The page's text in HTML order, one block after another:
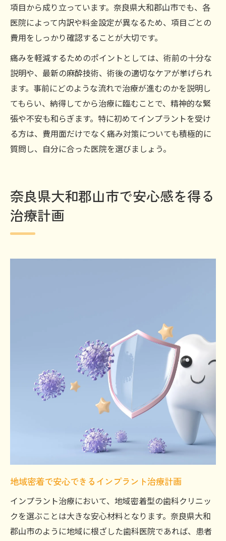
項目から成り立っています。奈良県大和郡山市でも、各
医院によって内訳や料金設定が異なるため、項目ごとの
費用をしっかり確認することが大切です。
痛みを軽減するためのポイントとしては、術前の十分な
説明や、最新の麻酔技術、術後の適切なケアが挙げられ
ます。事前にどのような流れで治療が進むのかを説明し
てもらい、納得してから治療に臨むことで、精神的な緊
張や不安も和らぎます。特に初めてインプラントを受け
る方は、費用面だけでなく痛み対策についても積極的に
質問し、自分に合った医院を選びましょう。
奈良県大和郡山市で安心感を得る
治療計画
地域密着で安心できるインプラント治療計画
インプラント治療において、地域密着型の歯科クリニッ
クを選ぶことは大きな安心材料となります。奈良県大和
郡山市のように地域に根ざした歯科医院であれば、患者